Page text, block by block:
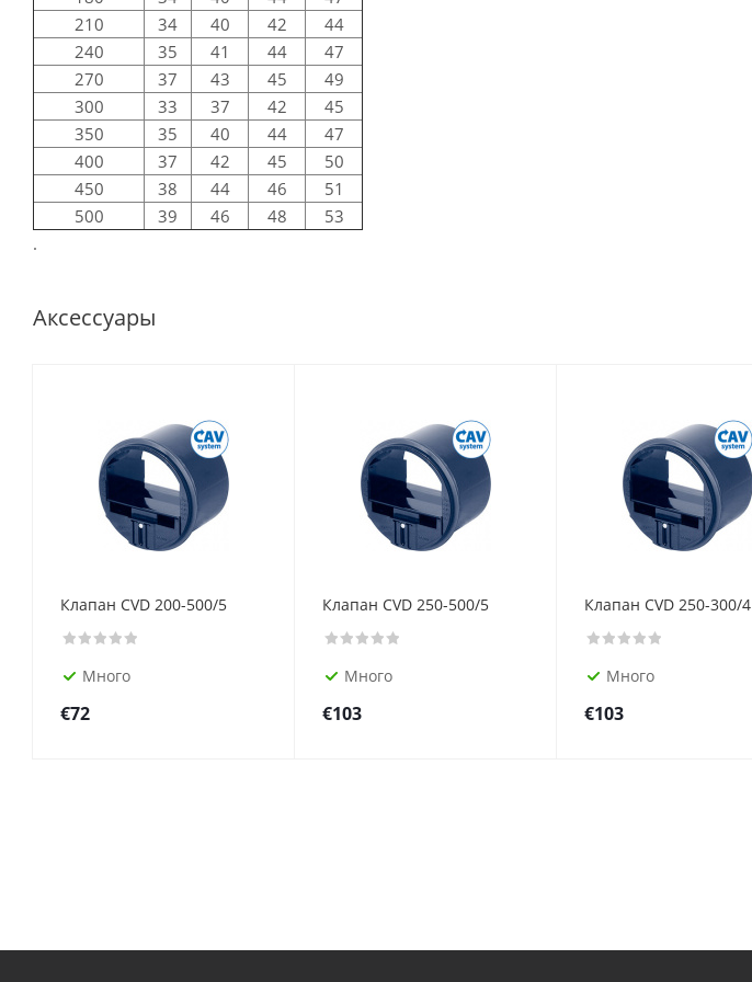
210
34 40 42
44
240
35 41 44
47
270
37 43 45
49
300
33 37 42
45
350
35 40 44
47
400
37 42 45
50
450
38 44 46
51
500
39 46 48
53
.
Аксессуары
Клапан CVD 200-500/5
Много
€72
Клапан CVD 250-500/5
Много
€103
Клапан CVD 250-300/4
Много
€103